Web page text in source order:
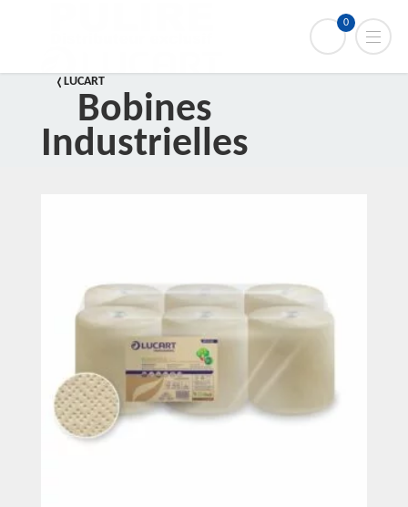
0
LUCART
Bobines
Industrielles